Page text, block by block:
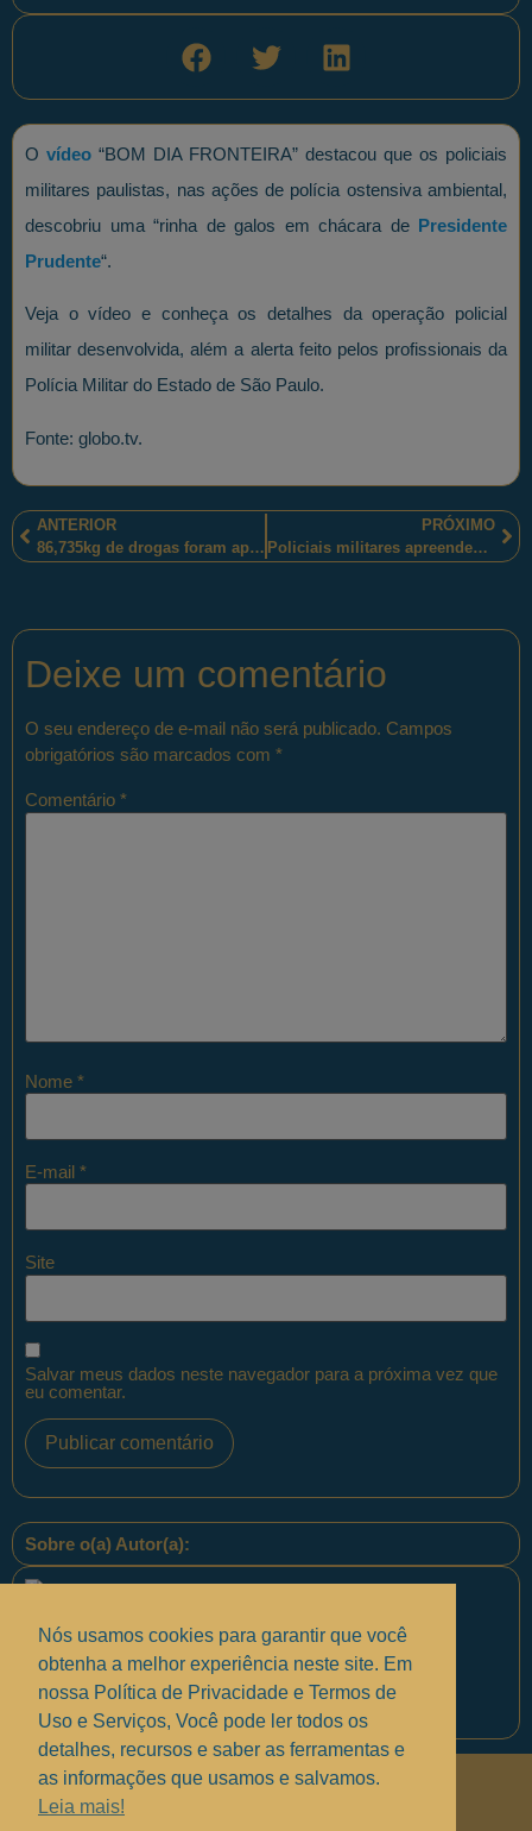
O vídeo “BOM DIA FRONTEIRA” destacou que os policiais
militares paulistas, nas ações de polícia ostensiva ambiental,
descobriu uma “rinha de galos em chácara de Presidente
Prudente“.
Veja o vídeo e conheça os detalhes da operação policial
militar desenvolvida, além a alerta feito pelos profissionais da
Polícia Militar do Estado de São Paulo.
Fonte: globo.tv.
ANTERIOR
86,735kg de drogas foram apreendidos por policiais militares sul-mato-grossenses no aeroporto de Bonito-MS
PRÓXIMO
Policiais militares apreendem drogas, arma de fogo, dinheiro e prende traficante reincidente em São Miguel dos Campos-AL
Deixe um comentário
O seu endereço de e-mail não será publicado. Campos
obrigatórios são marcados com *
Comentário *
Nome *
E-mail *
Site
Salvar meus dados neste navegador para a próxima vez que
eu comentar.
Sobre o(a) Autor(a):
Equipe PontoPM
Políticas de Privacidade.
Nós usamos cookies para garantir que você
obtenha a melhor experiência neste site. Em
nossa Política de Privacidade e Termos de
Uso e Serviços, Você pode ler todos os
detalhes, recursos e saber as ferramentas e
as informações que usamos e salvamos.
Leia mais!